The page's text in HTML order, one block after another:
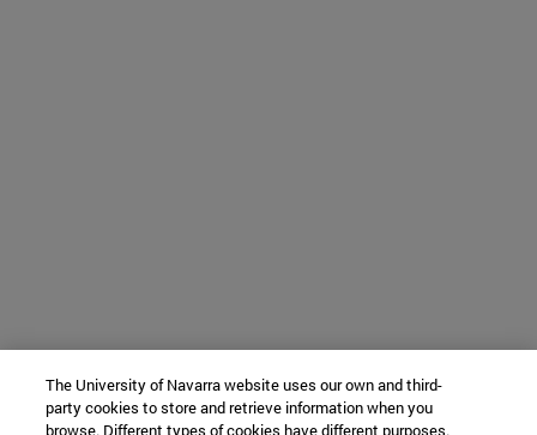
The University of Navarra website uses our own and third-
party cookies to store and retrieve information when you
browse. Different types of cookies have different purposes.